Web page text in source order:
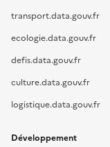
transport.data.gouv.fr
ecologie.data.gouv.fr
defis.data.gouv.fr
culture.data.gouv.fr
logistique.data.gouv.fr
Développement